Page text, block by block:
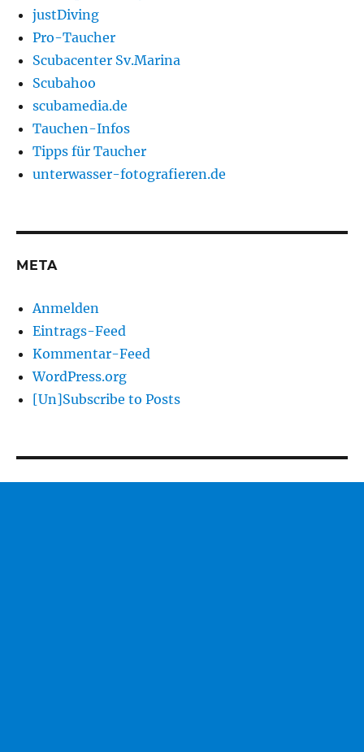
justDiving
Pro-Taucher
Scubacenter Sv.Marina
Scubahoo
scubamedia.de
Tauchen-Infos
Tipps für Taucher
unterwasser-fotografieren.de
META
Anmelden
Eintrags-Feed
Kommentar-Feed
WordPress.org
[Un]Subscribe to Posts